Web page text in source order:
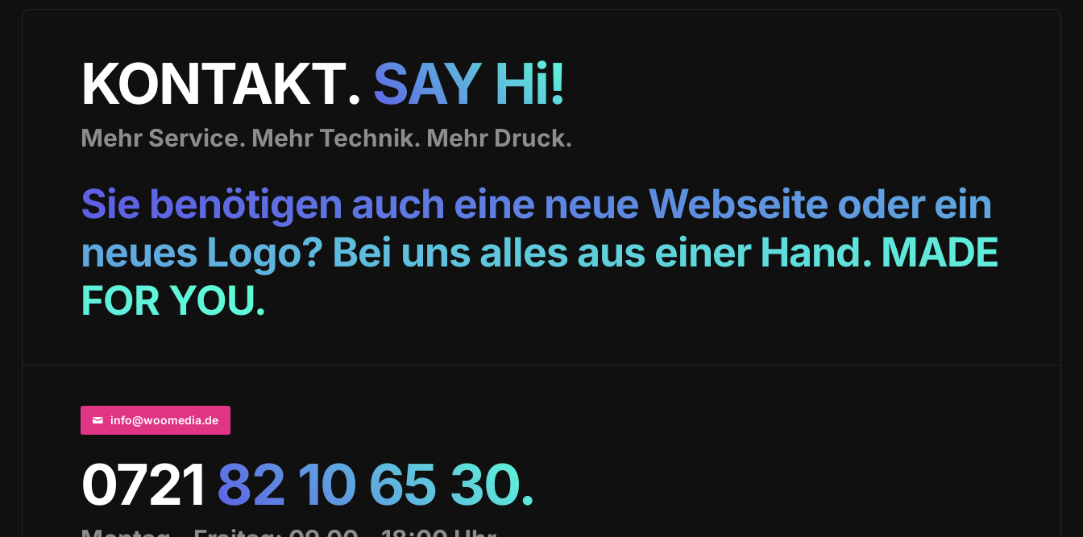
KONTAKT. SAY Hi!
Mehr Service. Mehr Technik. Mehr Druck.
Sie benötigen auch eine neue Webseite oder ein
neues Logo? Bei uns alles aus einer Hand. MADE
FOR YOU.
info@woomedia.de
0721 82 10 65 30.